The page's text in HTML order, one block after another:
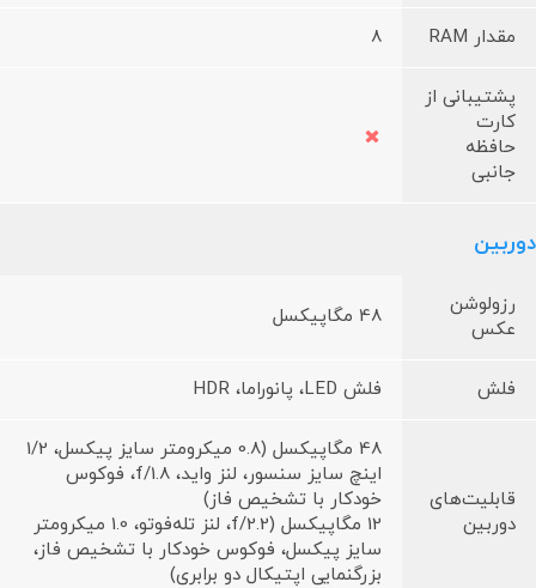
مقدار RAM 8
پشتیبانی از
کارت
حافظه
جانبی
دوربین
رزولوشن
عکس
48 مگاپیکسل
فلش فلش LED، پانوراما، HDR
قابلیت‌های
دوربین
48 مگاپیکسل (0.8 میکرومتر سایز پیکسل، 1/2
اینچ سایز سنسور، لنز واید، f/1.8، فوکوس
خودکار با تشخیص فاز)
12 مگاپیکسل (f/2.2، لنز تله‌فوتو، 1.0 میکرومتر
سایز پیکسل، فوکوس خودکار با تشخیص فاز،
بزرگنمایی اپتیکال دو برابری)